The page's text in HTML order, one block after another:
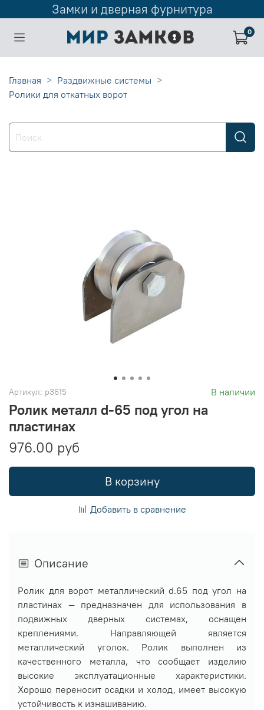
Замки и дверная фурнитура
0
Главная
Раздвижные системы
Ролики для откатных ворот
Артикул: р3615 В наличии
Ролик металл d-65 под угол на
пластинах
976.00 руб
В корзину
Добавить в сравнение
Описание
Ролик для ворот металлический d.65 под угол на
пластинах — предназначен для использования в
подвижных дверных системах, оснащен
креплениями. Направляющей является
металлический уголок. Ролик выполнен из
качественного металла, что сообщает изделию
высокие эксплуатационные характеристики.
Хорошо переносит осадки и холод, имеет высокую
устойчивость к изнашиванию.